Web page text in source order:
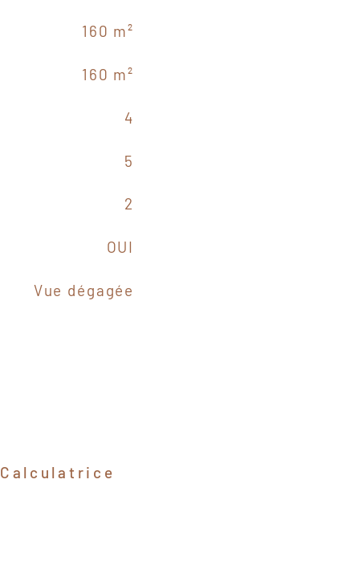
160 m²
160 m²
4
5
2
OUI
Vue dégagée
Calculatrice